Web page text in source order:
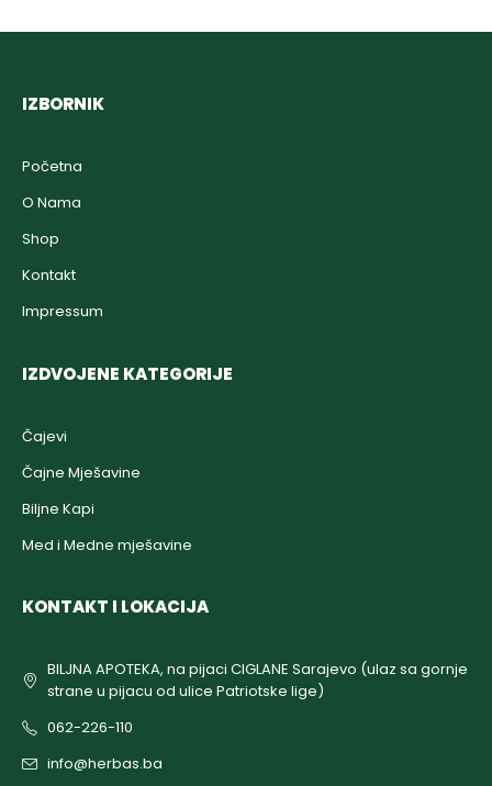
IZBORNIK
Početna
O Nama
Shop
Kontakt
Impressum
IZDVOJENE KATEGORIJE
Čajevi
Čajne Mješavine
Biljne Kapi
Med i Medne mješavine
KONTAKT I LOKACIJA
BILJNA APOTEKA, na pijaci CIGLANE Sarajevo (ulaz sa gornje
strane u pijacu od ulice Patriotske lige)
062-226-110
info@herbas.ba